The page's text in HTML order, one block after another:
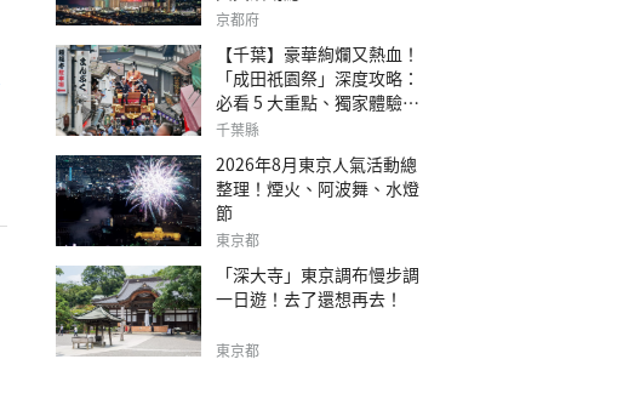
京都府
【千葉】豪華絢爛又熱血！
「成田祇園祭」深度攻略：
必看 5 大重點、獨家體驗指
南
千葉縣
2026年8月東京人氣活動總
整理！煙火、阿波舞、水燈
節
東京都
「深大寺」東京調布慢步調
一日遊！去了還想再去！
東京都